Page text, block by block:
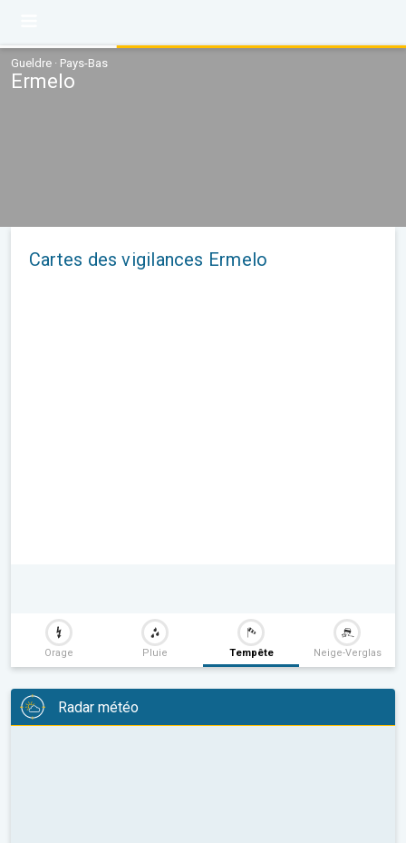
Gueldre · Pays-Bas
Ermelo
Cartes des vigilances Ermelo
Orage Pluie Tempête Neige-Verglas
Radar météo